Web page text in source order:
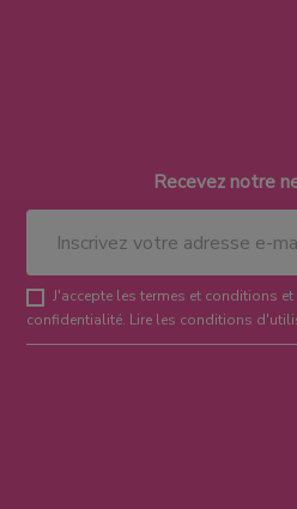
Recevez notre
J'accepte les termes et conditions
confidentialité. Lire les conditions